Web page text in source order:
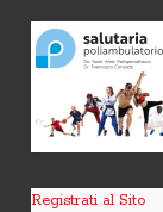
Registrati al Sito